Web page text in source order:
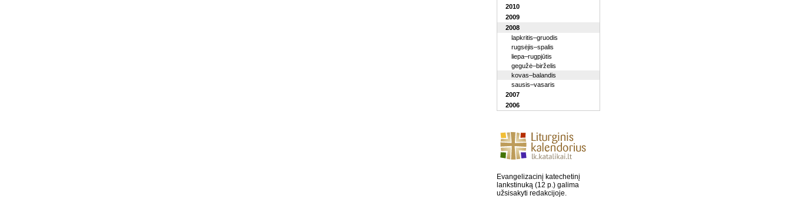
2010
2009
2008
lapkritis–gruodis
rugsėjis–spalis
liepa–rugpjūtis
gegužė–birželis
kovas–balandis
sausis–vasaris
2007
2006
Evangelizacinį katechetinį
lankstinuką (12 p.) galima
užsisakyti redakcijoje.